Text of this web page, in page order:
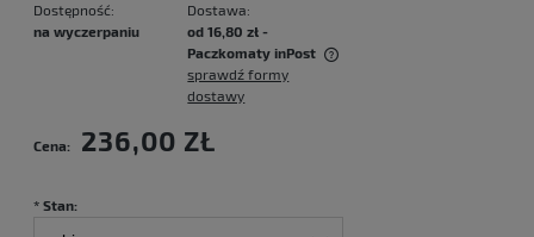
Dostępność:
na wyczerpaniu
Dostawa:
od 16,80 zł -
Paczkomaty inPost
Cena nie zawiera ewentualnych kosztów płatności
sprawdź formy
dostawy
Cena: 236,00 ZŁ
* Stan: